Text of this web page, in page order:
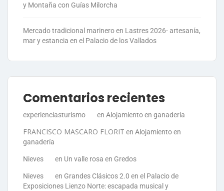
y Montaña con Guías Milorcha
Mercado tradicional marinero en Lastres 2026- artesanía,
mar y estancia en el Palacio de los Vallados
Comentarios recientes
experienciasturismo en Alojamiento en ganadería
FRANCISCO MASCARO FLORIT en Alojamiento en
ganadería
Nieves en Un valle rosa en Gredos
Nieves en Grandes Clásicos 2.0 en el Palacio de
Exposiciones Lienzo Norte: escapada musical y